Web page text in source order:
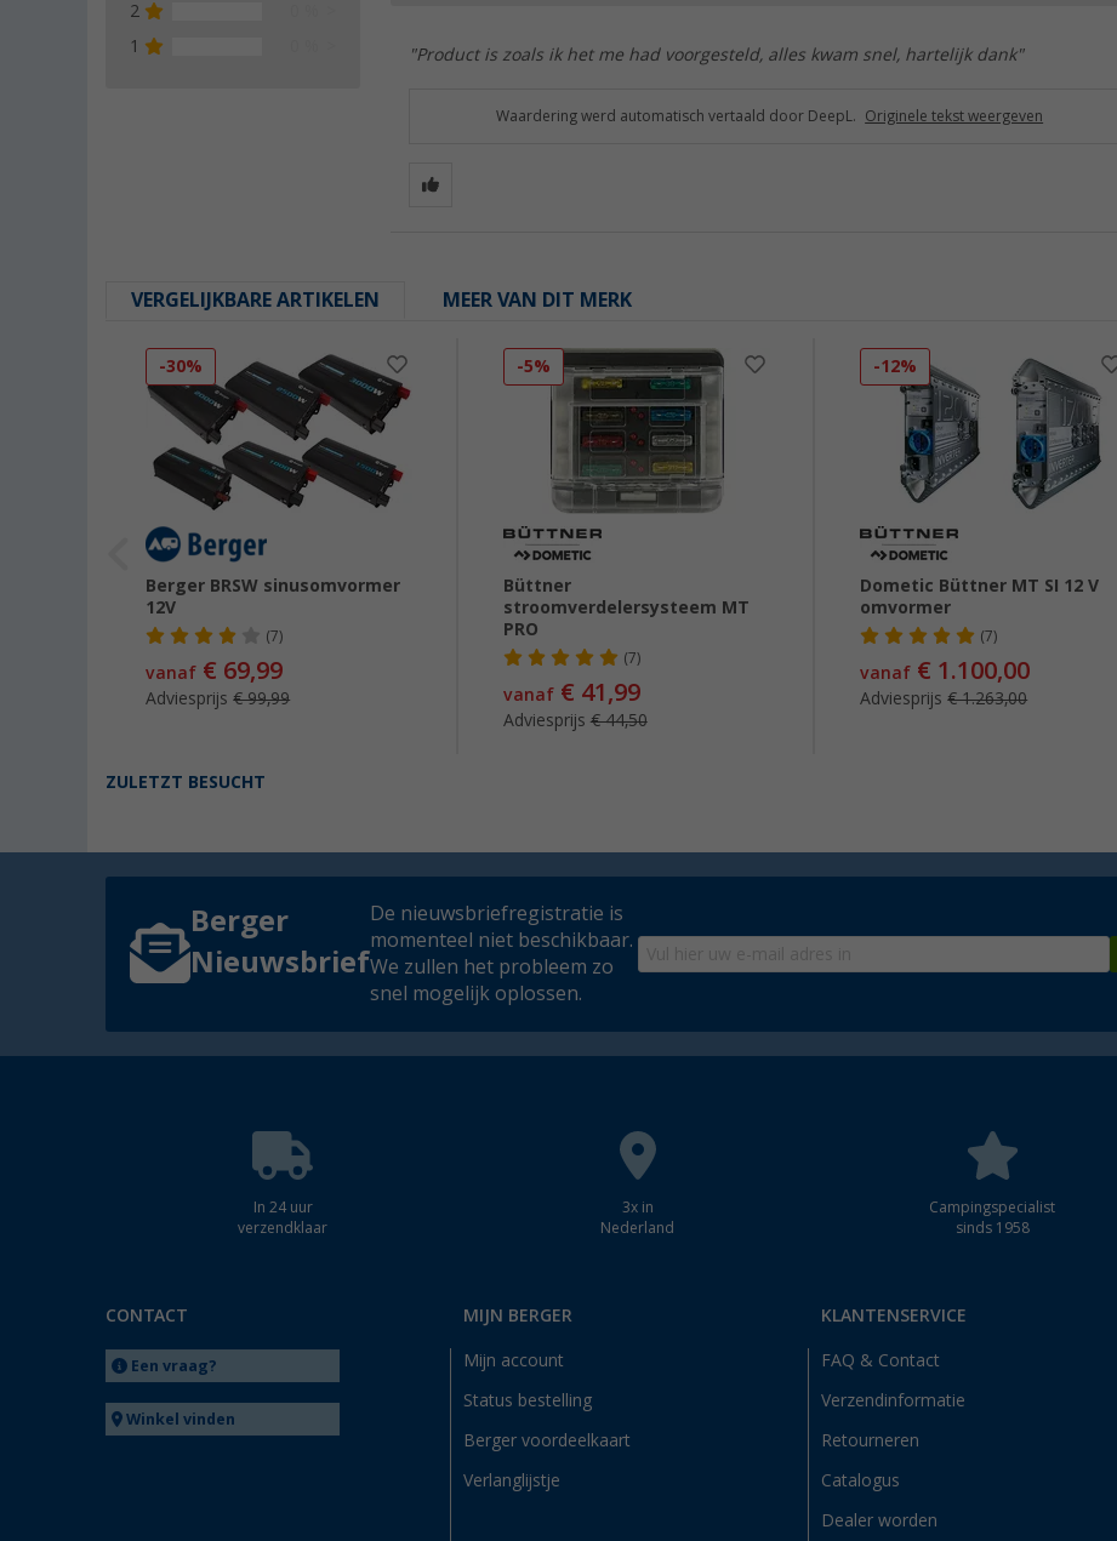
2
1
"Product is zoals ik het me had voorgesteld, alles kwam snel, hartelijk dank"
Waardering werd automatisch vertaald door DeepL. Originele tekst weergeven
VERGELIJKBARE ARTIKELEN MEER VAN DIT MERK
-30%
Berger BRSW sinusomvormer
12V
(7)
vanaf € 69,99
Adviesprijs€ 99,99
-5%
Büttner
stroomverdelersysteem MT
PRO
(7)
vanaf€ 41,99
Adviesprijs € 44,50
-12%
Dometic Büttner MT SI 12 V
omvormer
(7)
vanaf € 1.100,00
Adviesprijs€ 1.263,00
ZULETZT BESUCHT
Berger
Nieuwsbrief
De nieuwsbriefregistratie is
momenteel niet beschikbaar.
We zullen het probleem zo
snel mogelijk oplossen.
In 24 uur
verzendklaar
3x in
Nederland
Campingspecialist
sinds 1958
CONTACT
Een vraag?
Winkel vinden
MIJN BERGER
Mijn account
Status bestelling
Berger voordeelkaart
Verlanglijstje
KLANTENSERVICE
FAQ & Contact
Verzendinformatie
Retourneren
Catalogus
Dealer worden